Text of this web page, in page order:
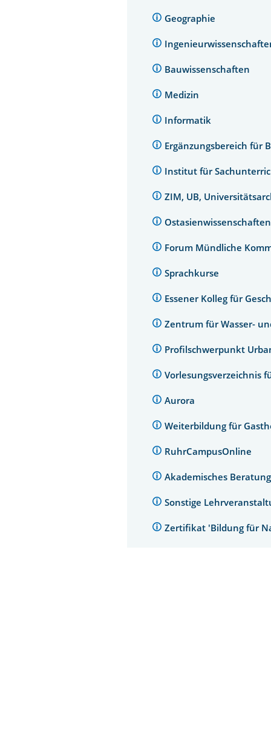
Geographie
Bauwissenschaften
Medizin
Informatik
Ergänzungsbereich für
Institut für
ZIM, UB,
Forum Mündliche
Sprachkurse
Essener Kolleg für
Zentrum für Wasser-
Profilschwerpunkt
Vorlesungsverzeichnis
Aurora
Weiterbildung für
RuhrCampusOnline
Akademisches
Sonstige
Zertifikat 'Bildung für